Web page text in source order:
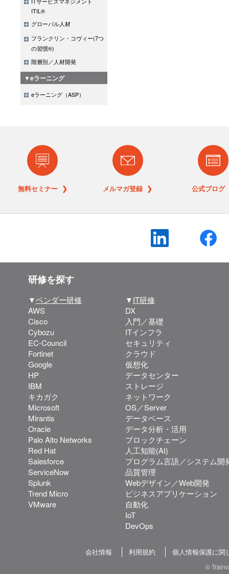
ITIL®
グローバル人材
フランクリン・コヴィー(7つ
の習慣®)
階層別／人材開発
▼eラーニング
eラーニング（ASP）
無料セミナー ❯ メルマガ登録 ❯ 公式ブロ
研修を探す
▼ベンダー研修
AWS
Cisco
Cybozu
EC-Council
Fortinet
Google
HP
IBM
キカガク
Microsoft
Mirantis
Oracle
Palo Alto Networks
Red Hat
Salesforce
ServiceNow
Splunk
Trend Micro
VMware
▼IT研修
DX
入門／基礎
ITインフラ
セキュリティ
クラウド
仮想化
データセンター
ストレージ
ネットワーク
OS／Server
データベース
データ分析・活用
ブロックチェーン
人工知能(AI)
プログラム言語／システム開
品質管理
Webデザイン／Web開発
ビジネスアプリケーション
自動化
IoT
DevOps
会社情報 利用規約 個人情報保護に関
©